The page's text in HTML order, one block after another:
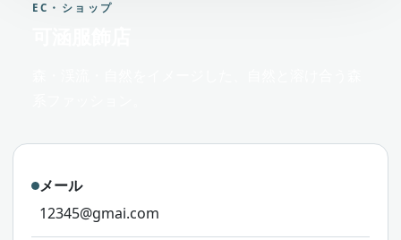
EC・ショップ
メール
12345@gmai.com